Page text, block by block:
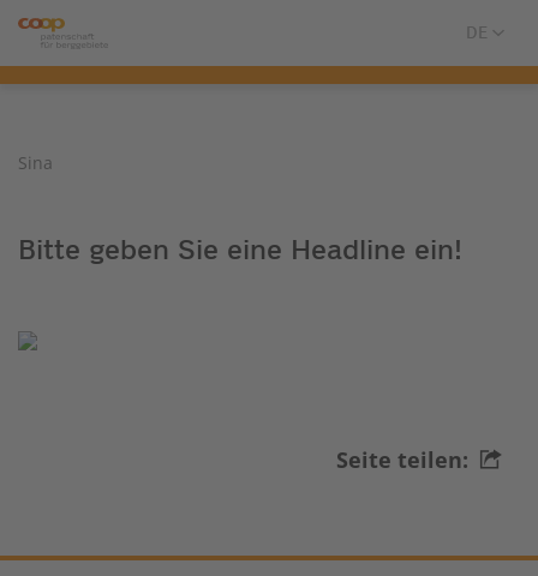
Sina
Bitte geben Sie eine Headline ein!
Seite teilen: